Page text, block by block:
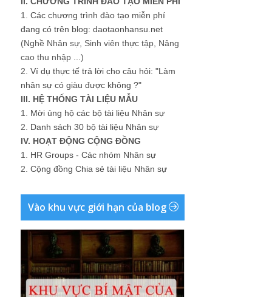
1. Các chương trình đào tạo miễn phí
đang có trên blog: daotaonhansu.net
(Nghề Nhân sự, Sinh viên thực tập, Nâng
cao thu nhập ...)
2. Ví dụ thực tế trả lời cho câu hỏi: "Làm
nhân sự có giàu được không ?"
III. HỆ THỐNG TÀI LIỆU MẪU
1. Mời ủng hộ các bộ tài liệu Nhân sự
2. Danh sách 30 bộ tài liệu Nhân sự
IV. HOẠT ĐỘNG CỘNG ĐỒNG
1. HR Groups - Các nhóm Nhân sự
2. Cộng đồng Chia sẻ tài liệu Nhân sự
Vào khu vực giới hạn của blog